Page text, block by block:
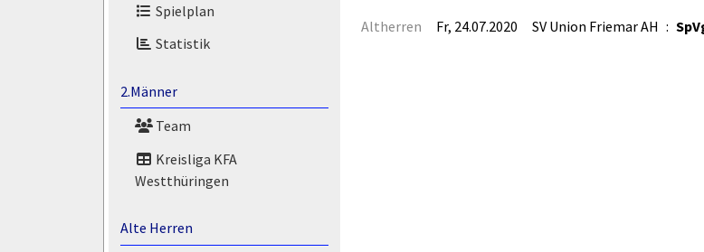
Spielplan
Statistik
2.Männer
Team
Kreisliga KFA
Westthüringen
Alte Herren
Altherren Fr, 24.07.2020 SV Union Friemar AH :